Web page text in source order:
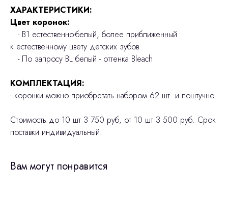
ХАРАКТЕРИСТИКИ:
Цвет коронок:
- В1 естественно-белый, более приближенный
к естественному цвету детских зубов
- По запросу BL белый - оттенка Bleach
КОМПЛЕКТАЦИЯ:
- коронки можно приобретать набором 62 шт. и поштучно.
Стоимость до 10 шт 3 750 руб, от 10 шт 3 500 руб. Срок
поставки индивидуальный.
Вам могут понравится